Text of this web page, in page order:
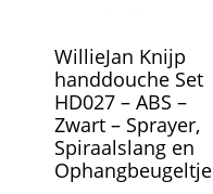
WillieJan Knijp
handdouche Set
HD027 – ABS –
Zwart – Sprayer,
Spiraalslang en
Ophangbeugeltje